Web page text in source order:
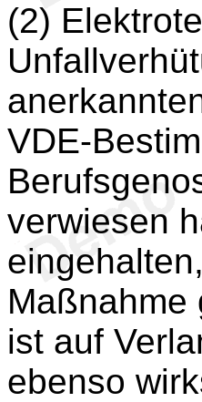
(2)
VDE-
verwiesen
Maßnahme
ist auf
ebenso